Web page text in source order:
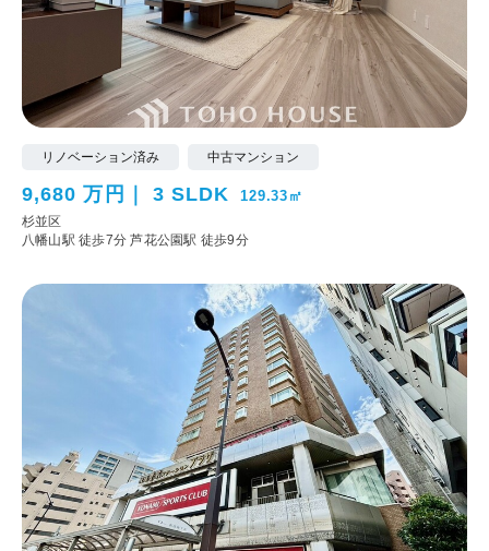
リノベーション済み 中古マンション
9,680 万円 3 SLDK 129.33㎡
杉並区
八幡山駅 徒歩7分芦花公園駅 徒歩9分